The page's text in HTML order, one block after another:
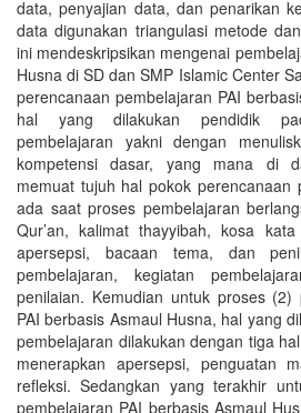
data, penyajian data, dan penarikan
data digunakan triangulasi metode
ini mendeskripsikan mengenai
Husna di SD dan SMP Islamic Center
perencanaan pembelajaran PAI
hal yang dilakukan pendidik
pembelajaran yakni dengan
kompetensi dasar, yang mana di
memuat tujuh hal pokok perencanaan
ada saat proses pembelajaran
Qur’an, kalimat thayyibah, kosa
apersepsi, bacaan tema, dan
pembelajaran, kegiatan
penilaian. Kemudian untuk proses (2)
PAI berbasis Asmaul Husna, hal yang
pembelajaran dilakukan dengan tiga
menerapkan apersepsi, penguatan
refleksi. Sedangkan yang terakhir
pembelajaran PAI berbasis Asmaul